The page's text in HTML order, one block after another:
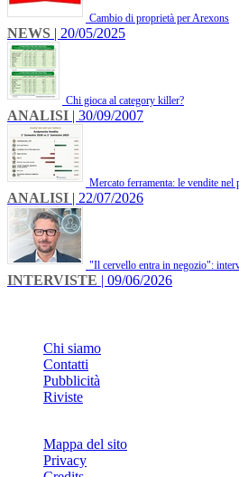
Cambio di proprietà per Arexons
NEWS | 20/05/2025
Chi gioca al category killer?
ANALISI | 30/09/2007
Mercato ferramenta: le vendite nel
ANALISI | 22/07/2026
"Il cervello entra in negozio":
INTERVISTE | 09/06/2026
Chi siamo
Contatti
Pubblicità
Riviste
Mappa del sito
Privacy